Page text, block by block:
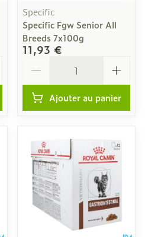
Specific
Specific Fgw Senior All
Breeds 7x100g
11,93 €
Ajouter au panier